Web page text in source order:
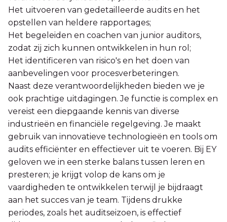
Het uitvoeren van gedetailleerde audits en het
opstellen van heldere rapportages;
Het begeleiden en coachen van junior auditors,
zodat zij zich kunnen ontwikkelen in hun rol;
Het identificeren van risico's en het doen van
aanbevelingen voor procesverbeteringen.
Naast deze verantwoordelijkheden bieden we je
ook prachtige uitdagingen. Je functie is complex en
vereist een diepgaande kennis van diverse
industrieën en financiële regelgeving. Je maakt
gebruik van innovatieve technologieën en tools om
audits efficiënter en effectiever uit te voeren. Bij EY
geloven we in een sterke balans tussen leren en
presteren; je krijgt volop de kans om je
vaardigheden te ontwikkelen terwijl je bijdraagt
aan het succes van je team. Tijdens drukke
periodes, zoals het auditseizoen, is effectief